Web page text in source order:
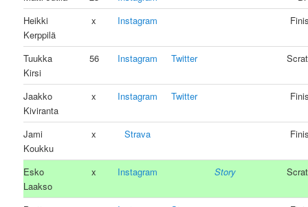
Heikki
Kerppilä
x Instagram
Tuukka
Kirsi
56 Instagram Twitter
Jaakko
Kiviranta
x Instagram Twitter
Jami
Koukku
x Strava
Esko
Laakso
x Instagram Story